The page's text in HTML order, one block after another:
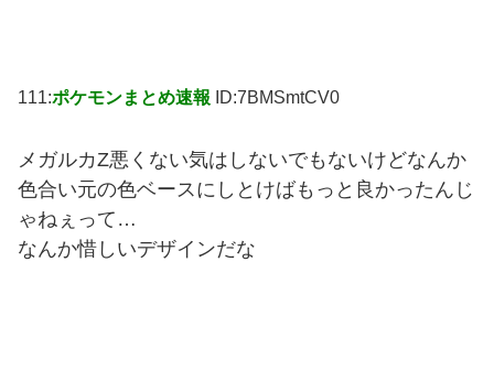
111:ポケモンまとめ速報 ID:7BMSmtCV0
メガルカZ悪くない気はしないでもないけどなんか
色合い元の色ベースにしとけばもっと良かったんじ
ゃねぇって…
なんか惜しいデザインだな